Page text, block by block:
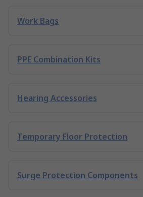
Work Bags
PPE Combination Kits
Hearing Accessories
Temporary Floor Protection
Surge Protection Components